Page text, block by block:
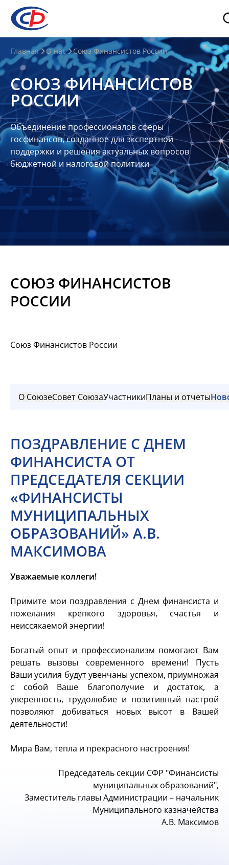
О
нас
О
СФР
Совет
Союза
Участники
Планы
отчеты
Контакты
Материалы
Главная О нас Союз Финансистов России
СОЮЗ ФИНАНСИСТОВ
РОССИИ
Объединение профессионалов сферы
госфинансов, созданное для экспертной
поддержки и решения актуальных вопросов
бюджетной и налоговой политики
СОЮЗ ФИНАНСИСТОВ
РОССИИ
Союз Финансистов России
О СоюзеСовет СоюзаУчастникиПланы и отчеты
ПОЗДРАВЛЕНИЕ С ДНЕМ
ФИНАНСИСТА ОТ
ПРЕДСЕДАТЕЛЯ СЕКЦИИ
«ФИНАНСИСТЫ
МУНИЦИПАЛЬНЫХ
ОБРАЗОВАНИЙ» А.В.
МАКСИМОВА
Уважаемые коллеги!
Примите мои поздравления с Днем финансиста и
пожелания крепкого здоровья, счастья и
неиссякаемой энергии!
Богатый опыт и профессионализм помогают Вам
решать вызовы современного времени! Пусть
Ваши усилия будут увенчаны успехом, приумножая
с собой Ваше благополучие и достаток, а
уверенность, трудолюбие и позитивный настрой
позволяют добиваться новых высот в Вашей
деятельности!
Мира Вам, тепла и прекрасного настроения!
Председатель секции СФР "Финансисты
муниципальных образований",
Заместитель главы Администрации – начальник
Муниципального казначейства
А.В. Максимов